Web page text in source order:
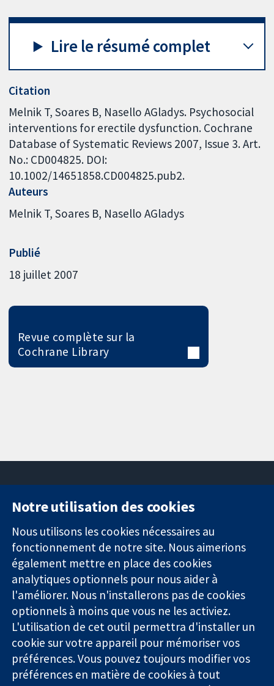
Lire le résumé complet
Citation
Melnik T, Soares B, Nasello AGladys. Psychosocial
interventions for erectile dysfunction. Cochrane
Database of Systematic Reviews 2007, Issue 3. Art.
No.: CD004825. DOI:
10.1002/14651858.CD004825.pub2.
Auteurs
Melnik T Soares B Nasello AGladys
Publié
18 juillet 2007
Revue complète sur la
Cochrane Library
Des données
probantes.
Des décisions
éclairées.
Une meilleure
santé.
11-13 Cavendish
Square
Londres
W1G0AN
Royaume-Uni
nous
Actualités
Service de
presse
Qui sommes-
nous
Offres
d'emploi
Library
Notre utilisation des cookies
Nous utilisons les cookies nécessaires au
fonctionnement de notre site. Nous aimerions
également mettre en place des cookies
analytiques optionnels pour nous aider à
l'améliorer. Nous n'installerons pas de cookies
optionnels à moins que vous ne les activiez.
L'utilisation de cet outil permettra d'installer un
cookie sur votre appareil pour mémoriser vos
préférences. Vous pouvez toujours modifier vos
préférences en matière de cookies à tout